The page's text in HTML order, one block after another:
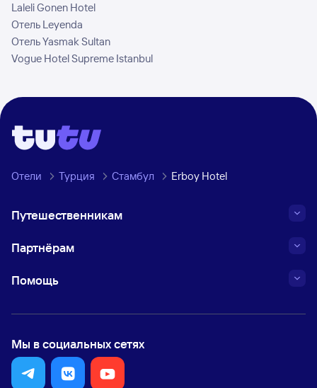
Laleli Gonen Hotel
Отель Leyenda
Отель Yasmak Sultan
Vogue Hotel Supreme Istanbul
Отели Турция Стамбул Erboy Hotel
Путешественникам
Партнёрам
Помощь
Мы в социальных сетях